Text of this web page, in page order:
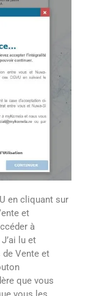
en cliquant sur
et
à
lu et
de Vente et
que vous